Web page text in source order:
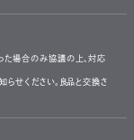
た場合のみ協議の上、対応
せください。良品と交換さ